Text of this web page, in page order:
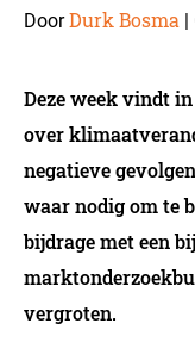
DoorDurk Bosma |
Deze week vindt
over
negatieve
waar nodig om te
bijdrage met een
vergroten.